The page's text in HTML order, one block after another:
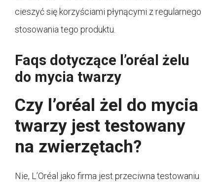
cieszyć się korzyściami płynącymi z regularnego
stosowania tego produktu.
Faqs dotyczące l’oréal żelu
do mycia twarzy
Czy l’oréal żel do mycia
twarzy jest testowany
na zwierzętach?
Nie, L’Oréal jako firma jest przeciwna testowaniu